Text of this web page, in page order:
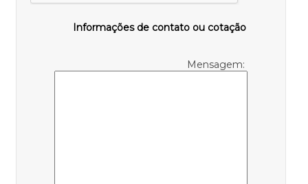
Informações de contato ou cotação
Mensagem: